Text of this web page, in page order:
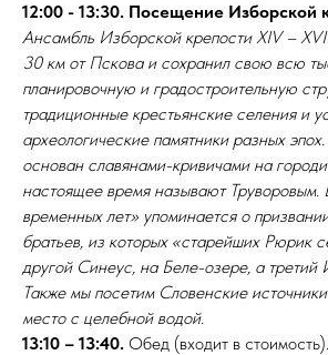
12:00 - 13:30. Посещение Изборской
Ансамбль Изборской крепости XIV –
30 км от Пскова и сохранил свою всю
планировочную и градостроительную
традиционные крестьянские селения и
археологические памятники разных
основан славянами-кривичами на
настоящее время называют Труворовым.
временных лет» упоминается о
братьев, из которых «старейших Рюрик
другой Синеус, на Беле-озере, а третий
Также мы посетим Словенские
место с целебной водой.
13:10 – 13:40. Обед (входит в стоимость).